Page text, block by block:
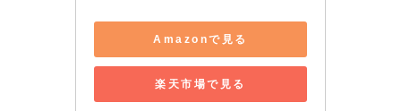
Amazonで見る
楽天市場で見る